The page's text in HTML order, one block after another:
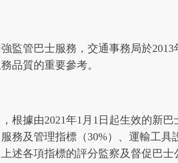
監管巴士服務，交通事務局於
品質的重要參考。
根據由2021年1月1日起生效的新
務及管理指標（30%）、運輸工具
述各項指標的評分監察及督促巴